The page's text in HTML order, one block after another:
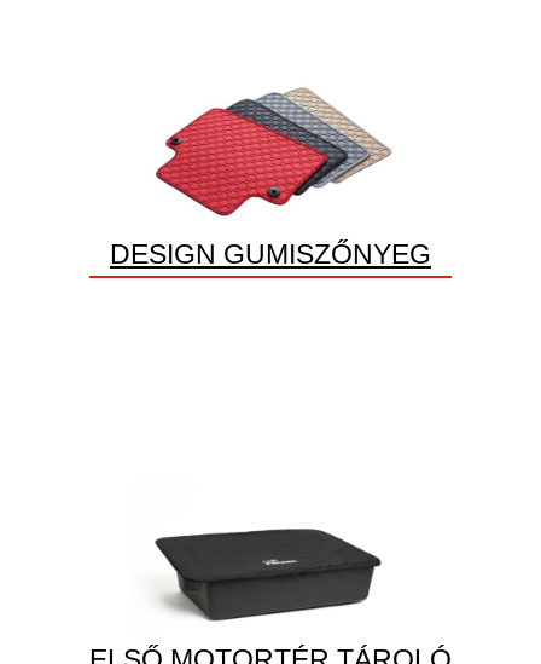
DESIGN GUMISZŐNYEG